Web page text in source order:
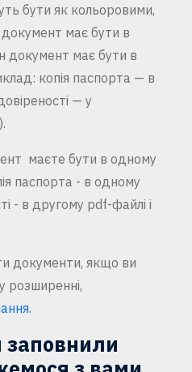
бути як кольоровими,
має бути в
документ має бути в
копія паспорта — в
— у
маєте бути в одному
паспорта - в одному
- в другому pdf-файлі і
документи, якщо ви
розширенні,
заповнили